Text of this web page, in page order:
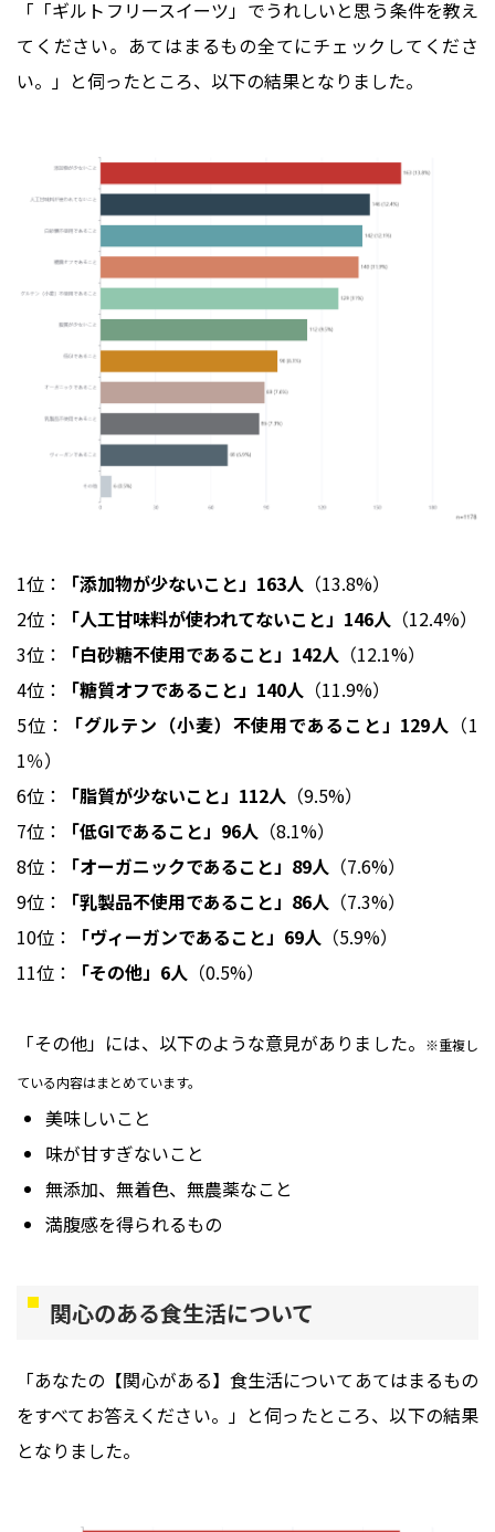
「「ギルトフリースイーツ」でうれしいと思う条件を教え
てください。あてはまるもの全てにチェックしてくださ
い。」と伺ったところ、以下の結果となりました。
1位： 「添加物が少ないこと」163人 （13.8%）
2位：
「人工甘味料が使われてないこと」146人 （12.4%）
3位：
「白砂糖不使用であること」142人 （12.1%）
4位：
「糖質オフであること」140人 （11.9%）
5位：
「グルテン（小麦）不使用であること」129人 （1
1％）
6位：
「脂質が少ないこと」112人 （9.5%）
7位：
「低GIであること」96人 （8.1%）
8位：
「オーガニックであること」89人 （7.6%）
9位：
「乳製品不使用であること」86人 （7.3%）
10位：
「ヴィーガンであること」69人 （5.9%）
11位：
「その他」6人 （0.5%）
「その他」には、以下のような意見がありました。
※重複し
ている内容はまとめています。
美味しいこと
味が甘すぎないこと
無添加、無着色、無農薬なこと
満腹感を得られるもの
関心のある食生活について
「あなたの【関心がある】食生活についてあてはまるもの
をすべてお答えください。」と伺ったところ、以下の結果
となりました。